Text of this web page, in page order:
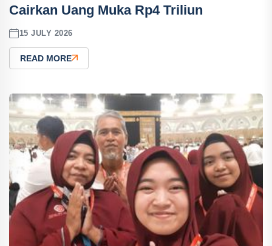
Cairkan Uang Muka Rp4 Triliun
15 JULY 2026
READ MORE